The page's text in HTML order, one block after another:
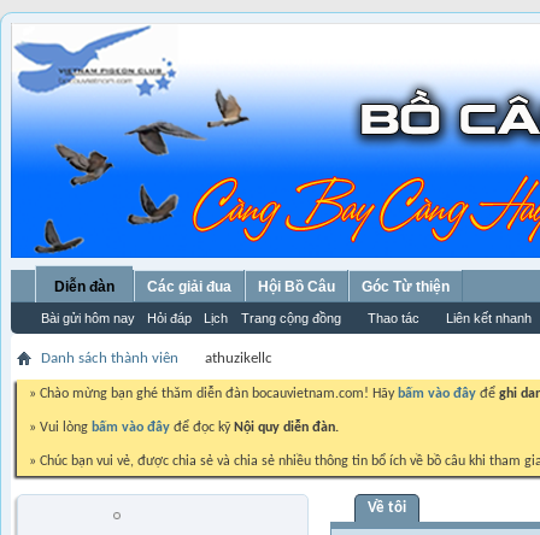
Diễn đàn
Bài gửi hôm nay Hỏi đáp Lịch Trang cộng đồng Thao tác Liên kết nhanh
Các giải đua Hội Bồ Câu Góc Từ thiện
Danh sách thành viên athuzikellc
» Chào mừng bạn ghé thăm diễn đàn bocauvietnam.com! Hãy bấm vào đây để ghi
» Vui lòng bấm vào đây để đọc kỹ Nội quy diễn đàn.
» Chúc bạn vui vẻ, được chia sẻ và chia sẻ nhiều thông tin bổ ích về bồ câu khi tham
Về tôi